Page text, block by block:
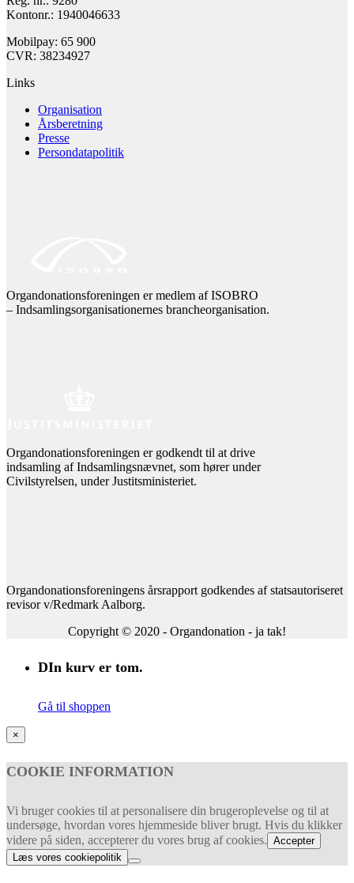
Kontonr.: 1940046633
Mobilpay: 65 900
CVR: 38234927
Links
Organisation
Årsberetning
Presse
Persondatapolitik
Organdonationsforeningen er medlem af ISOBRO
– Indsamlingsorganisationernes brancheorganisation.
Organdonationsforeningen er godkendt til at drive
indsamling af Indsamlingsnævnet, som hører under
Civilstyrelsen, under Justitsministeriet.
Organdonationsforeningens årsrapport godkendes af statsautoriseret
revisor v/Redmark Aalborg.
Copyright © 2020 - Organdonation - ja tak!
DIn kurv er tom.
Gå til shoppen
×
COOKIE INFORMATION
Vi bruger cookies til at personalisere din brugeroplevelse og til at
undersøge, hvordan vores hjemmeside bliver brugt. Hvis du klikker
videre på siden, accepterer du vores brug af cookies. Accepter
Læs vores cookiepolitik